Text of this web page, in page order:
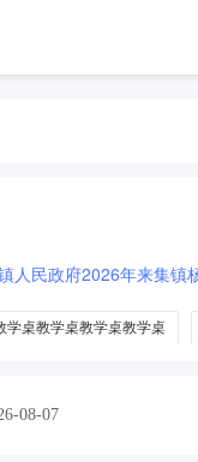
人民政府2026年来集镇
学桌教学桌教学桌教学桌
08-07